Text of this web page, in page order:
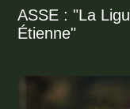
ASSE : "La
Étienne"